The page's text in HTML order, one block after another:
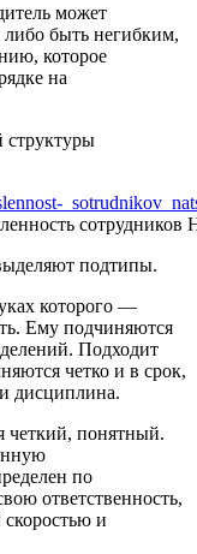
может
либо быть негибким,
которое
на
структуры
подтипы.
которого —
Ему подчиняются
Подходит
четко и в срок,
дисциплина.
четкий, понятный.
по
ответственность,
и